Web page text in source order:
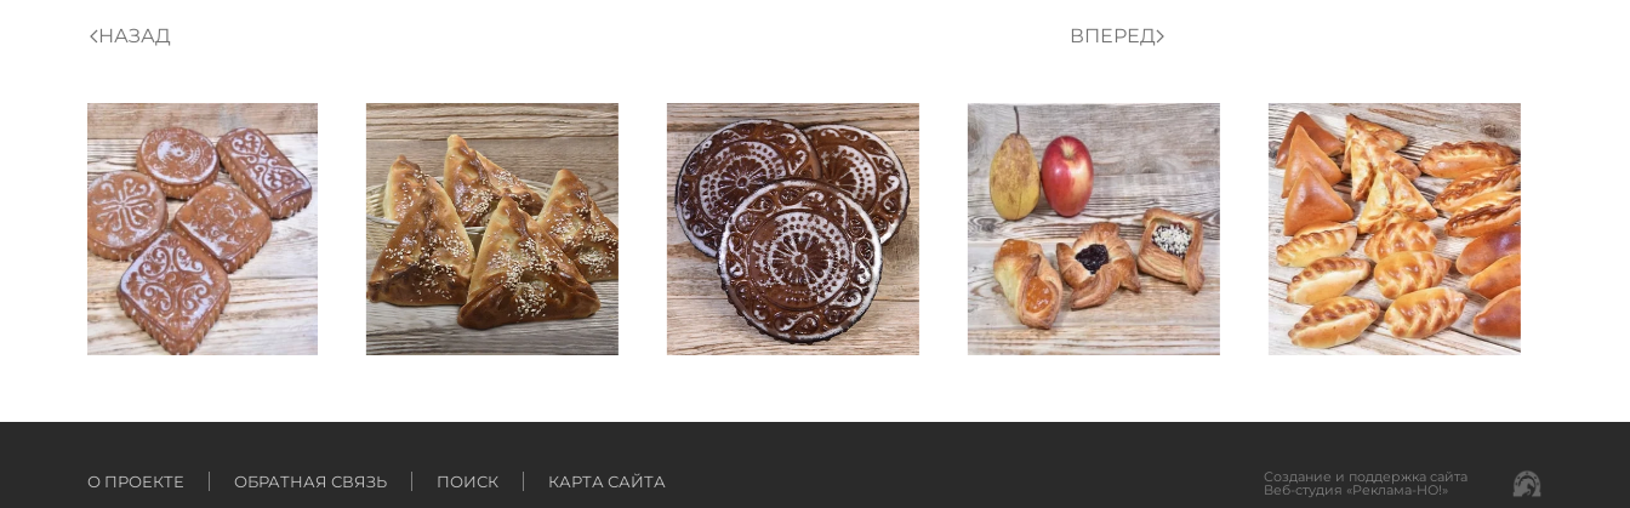
НАЗАД ВПЕРЕД
О ПРОЕКТЕ ОБРАТНАЯ СВЯЗЬ ПОИСК КАРТА САЙТА Создание и поддержка сайта
Веб-студия «Реклама-НО!»